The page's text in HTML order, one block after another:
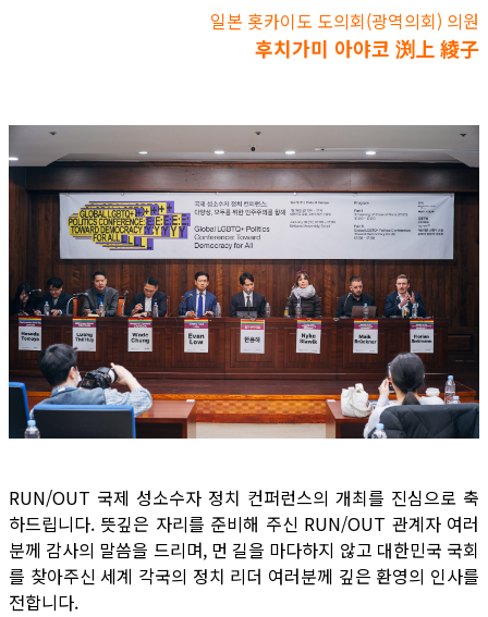
일본 홋카이도 도의회(광역의회) 의원
후치가미 아야코 渕上 綾子
RUN/OUT 국제 성소수자 정치 컨퍼런스의 개최를 진심으로 축
하드립니다. 뜻깊은 자리를 준비해 주신 RUN/OUT 관계자 여러
분께 감사의 말씀을 드리며, 먼 길을 마다하지 않고 대한민국 국회
를 찾아주신 세계 각국의 정치 리더 여러분께 깊은 환영의 인사를
전합니다.